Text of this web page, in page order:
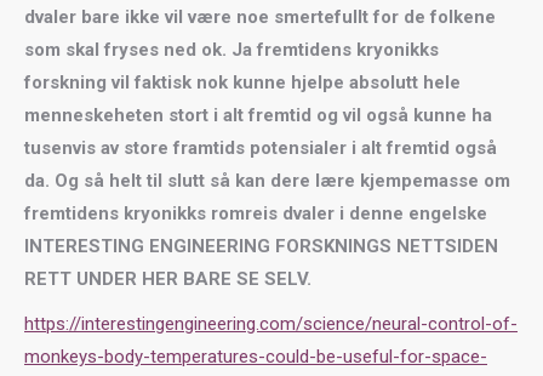
dvaler bare ikke vil være noe smertefullt for de folkene
som skal fryses ned ok. Ja fremtidens kryonikks
forskning vil faktisk nok kunne hjelpe absolutt hele
menneskeheten stort i alt fremtid og vil også kunne ha
tusenvis av store framtids potensialer i alt fremtid også
da. Og så helt til slutt så kan dere lære kjempemasse om
fremtidens kryonikks romreis dvaler i denne engelske
INTERESTING ENGINEERING FORSKNINGS NETTSIDEN
RETT UNDER HER BARE SE SELV.
https://interestingengineering.com/science/neural-control-of-
monkeys-body-temperatures-could-be-useful-for-space-